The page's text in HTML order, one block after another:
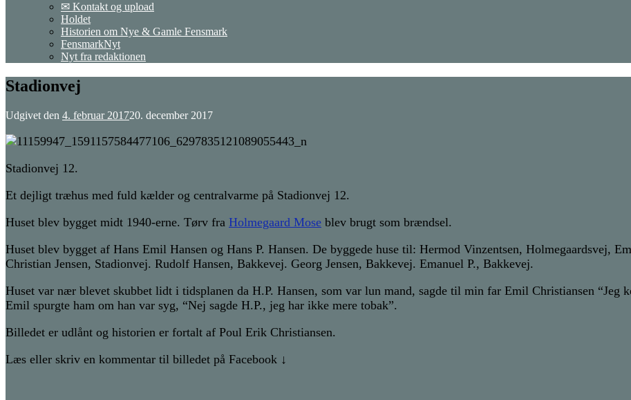
✉ Kontakt og upload
Holdet
Historien om Nye & Gamle Fensmark
FensmarkNyt
Nyt fra redaktionen
Stadionvej
Udgivet den 4. februar 201720. december 2017
Stadionvej 12.
Et dejligt træhus med fuld kælder og centralvarme på Stadionvej 12.
Huset blev bygget midt 1940-erne. Tørv fra Holmegaard Mose blev brugt som brændsel.
Huset blev bygget af Hans Emil Hansen og Hans P. Hansen. De byggede huse til: Hermod Vinzentsen, Holmegaardsvej,
Christian Jensen, Stadionvej. Rudolf Hansen, Bakkevej. Georg Jensen, Bakkevej. Emanuel P., Bakkevej.
Huset var nær blevet skubbet lidt i tidsplanen da H.P. Hansen, som var lun mand, sagde til min far Emil Christiansen “Jeg
Emil spurgte ham om han var syg, “Nej sagde H.P., jeg har ikke mere tobak”.
Billedet er udlånt og historien er fortalt af Poul Erik Christiansen.
Læs eller skriv en kommentar til billedet på Facebook ↓